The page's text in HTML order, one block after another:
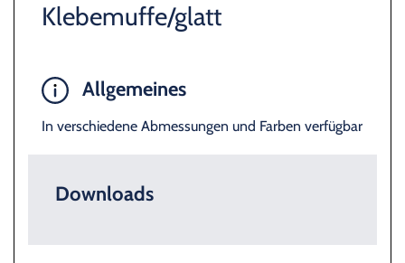
Klebemuffe/glatt
Allgemeines
In verschiedene Abmessungen und Farben verfügbar
Downloads